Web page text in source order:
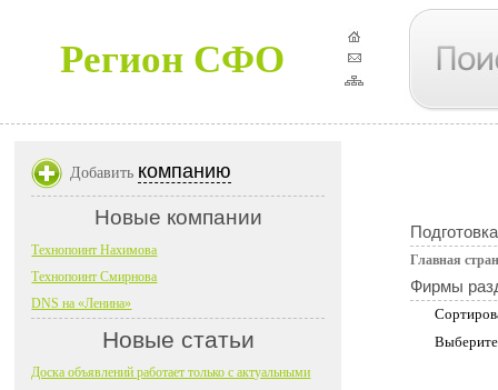
Регион СФО
Главная
Фирмы
Добавить компанию
Новые компании
Технопоинт Нахимова
Технопоинт Смирнова
DNS на «Ленина»
Новые статьи
Доска объявлений работает только с актуальными